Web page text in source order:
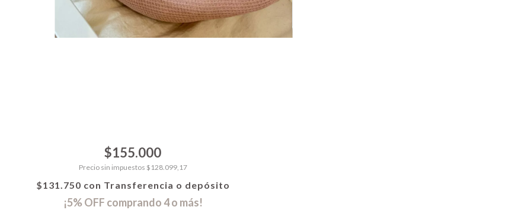
$155.000
Precio sin impuestos $128.099,17
$131.750 con Transferencia o depósito
¡5% OFF comprando 4 o más!